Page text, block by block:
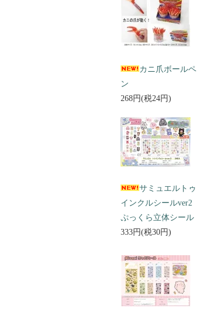
カニ爪ボールペ
ン
268円(税24円)
サミュエルトゥ
インクルシールver2
ぷっくら立体シール
333円(税30円)